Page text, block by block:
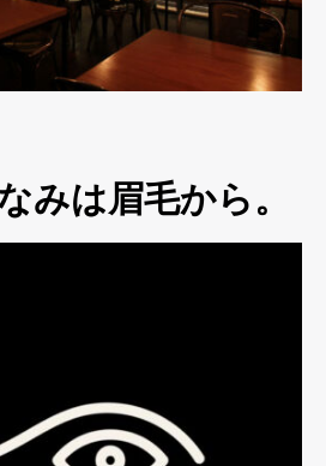
みは眉毛から。